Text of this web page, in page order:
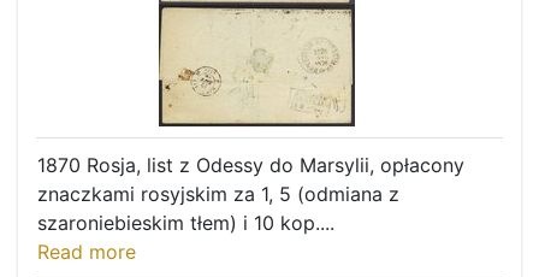
1870 Rosja, list z Odessy do Marsylii, opłacony
znaczkami rosyjskim za 1, 5 (odmiana z
szaroniebieskim tłem) i 10 kop....
Read more